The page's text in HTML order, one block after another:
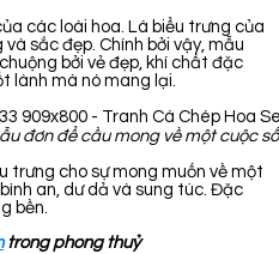
các loài hoa. Là biểu trưng của
sắc đẹp. Chính bởi vậy, mẫu
bởi vẻ đẹp, khí chất đặc
lành mà nó mang lại.
đơn để cầu mong về một cuộc
trưng cho sự mong muốn về một
an, dư dả và sung túc. Đặc
bền.
trong phong thuỷ